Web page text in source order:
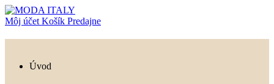
Môj účet Košík Predajne
Úvod